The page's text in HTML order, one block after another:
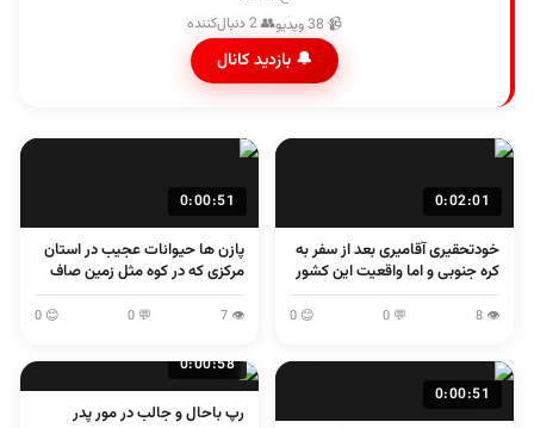
📹 38 ویدیو 👥 2 دنبال‌کننده
🔔 بازدید کانال
0:02:01
خودتحقیری آقامیری بعد از سفر به
کره جنوبی و اما واقعیت این کشور
👁 8
💬 0
😊 0
0:00:51
پازن ها حیوانات عجیب در استان
مرکزی که در کوه مثل زمین صاف
👁 7
💬 0
😊 0
0:00:51
0:00:58
رپ باحال و جالب در مور پدر